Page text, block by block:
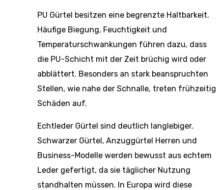
PU Gürtel besitzen eine begrenzte Haltbarkeit.
Häufige Biegung, Feuchtigkeit und
Temperaturschwankungen führen dazu, dass
die PU-Schicht mit der Zeit brüchig wird oder
abblättert. Besonders an stark beanspruchten
Stellen, wie nahe der Schnalle, treten frühzeitig
Schäden auf.
Echtleder Gürtel sind deutlich langlebiger.
Schwarzer Gürtel, Anzuggürtel Herren und
Business-Modelle werden bewusst aus echtem
Leder gefertigt, da sie täglicher Nutzung
standhalten müssen. In Europa wird diese